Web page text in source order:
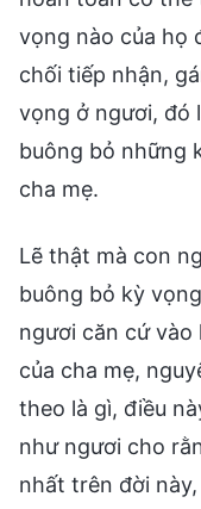
vọng nào của họ
chối tiếp nhận,
vọng ở ngươi, đó
buông bỏ những
cha mẹ.
Lẽ thật mà con
buông bỏ kỳ
ngươi căn cứ
của cha mẹ,
theo là gì, điều
như ngươi cho
nhất trên đời